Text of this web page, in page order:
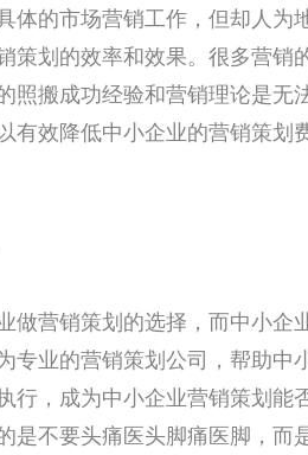
的市场营销工作，但却人为
划的效率和效果。很多营销
搬成功经验和营销理论是无
有效降低中小企业的营销策划
营销策划的选择，而中小企
业的营销策划公司，帮助中
，成为中小企业营销策划能
是不要头痛医头脚痛医脚，而